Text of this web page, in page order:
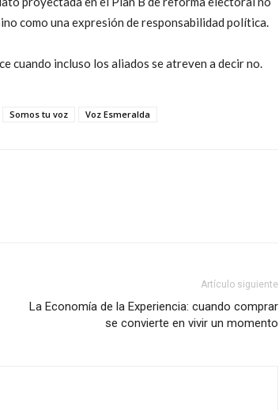
como una expresión de responsabilidad política.
cuando incluso los aliados se atreven a decir no.
Somos tu voz Voz Esmeralda
Artículo siguiente
La Economía de la Experiencia: cuando comprar
se convierte en vivir un momento